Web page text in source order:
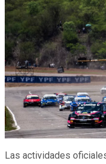
Las actividades